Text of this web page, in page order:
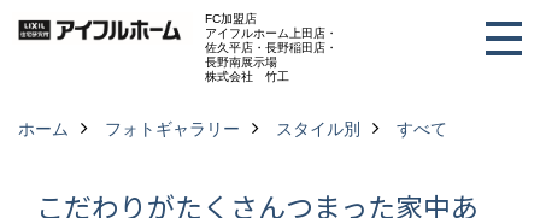
FC加盟店
アイフルホーム上田店・
佐久平店・長野稲田店・
長野南展示場
株式会社 竹工
ホーム フォトギャラリー スタイル別 すべて
こだわりがたくさんつまった家中あ